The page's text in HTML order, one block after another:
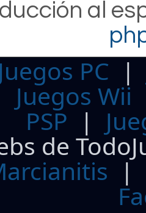
al
Juegos PC
Juegos Wii
PSP |
de
|